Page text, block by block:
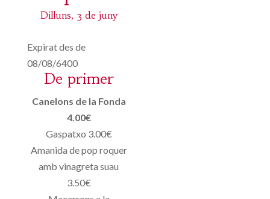
Dilluns, 3 de juny
Expirat des de
08/08/6400
De primer
Canelons de la Fonda
4.00€
Gaspatxo 3.00€
Amanida de pop roquer
amb vinagreta suau
3.50€